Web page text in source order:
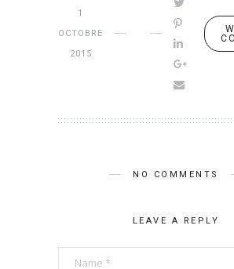
1
OCTOBRE
2015
NO COMMENTS
LEAVE A REPLY